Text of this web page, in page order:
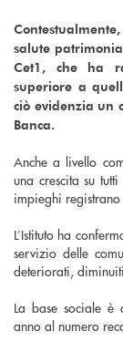
salute
Cet1, che ha
superiore a
ciò evidenzia un
Banca.
Anche a livello
una crescita su
impieghi
L’Istituto ha
servizio delle
deteriorati,
La base sociale è
anno al numero